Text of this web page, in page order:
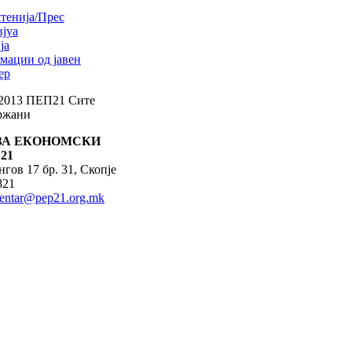
Прес
од јавен
ПЕП21 Сите
ЕКОНОМСКИ
17 бр. 31, Скопје